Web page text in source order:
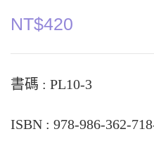
NT$420
書碼 : PL10-3
ISBN : 978-986-362-